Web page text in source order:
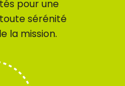
pour une
sérénité
la mission.